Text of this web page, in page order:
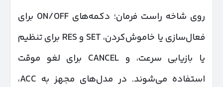
روی شاخه راست فرمان؛ دکمه‌های ON/OFF برای
فعال‌سازی یا خاموش‌کردن، SET و RES برای تنظیم
یا بازیابی سرعت، و CANCEL برای لغو موقت
استفاده می‌شوند. در مدل‌های مجهز به ACC،